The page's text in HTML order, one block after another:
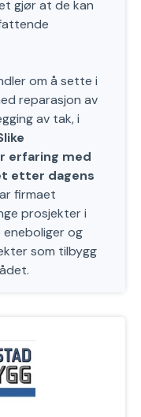
gjør at de kan
om å sette i
reparasjon av
av tak, i
erfaring med
etter dagens
firmaet
prosjekter i
og
som tilbygg